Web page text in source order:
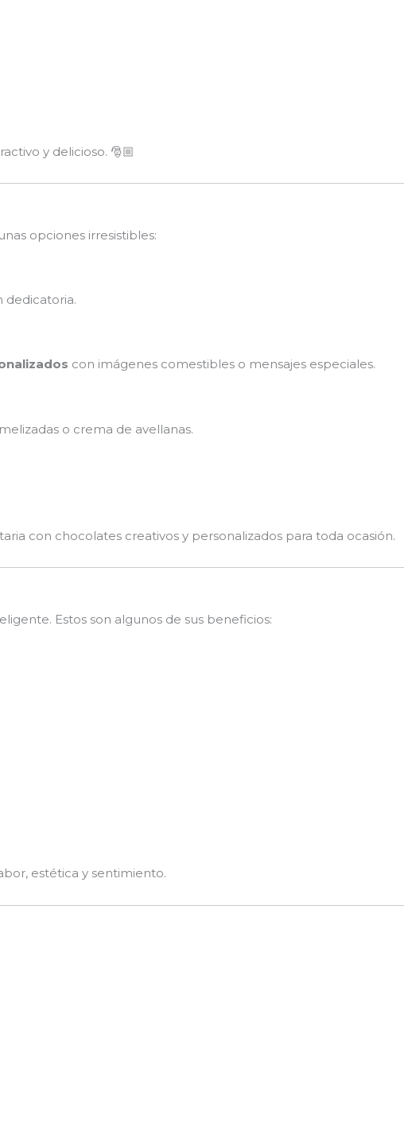
y delicioso. 🎅🏼
opciones irresistibles:
dedicatoria.
con imágenes comestibles o mensajes especiales.
o crema de avellanas.
con chocolates creativos y personalizados para toda ocasión.
Estos son algunos de sus beneficios:
estética y sentimiento.